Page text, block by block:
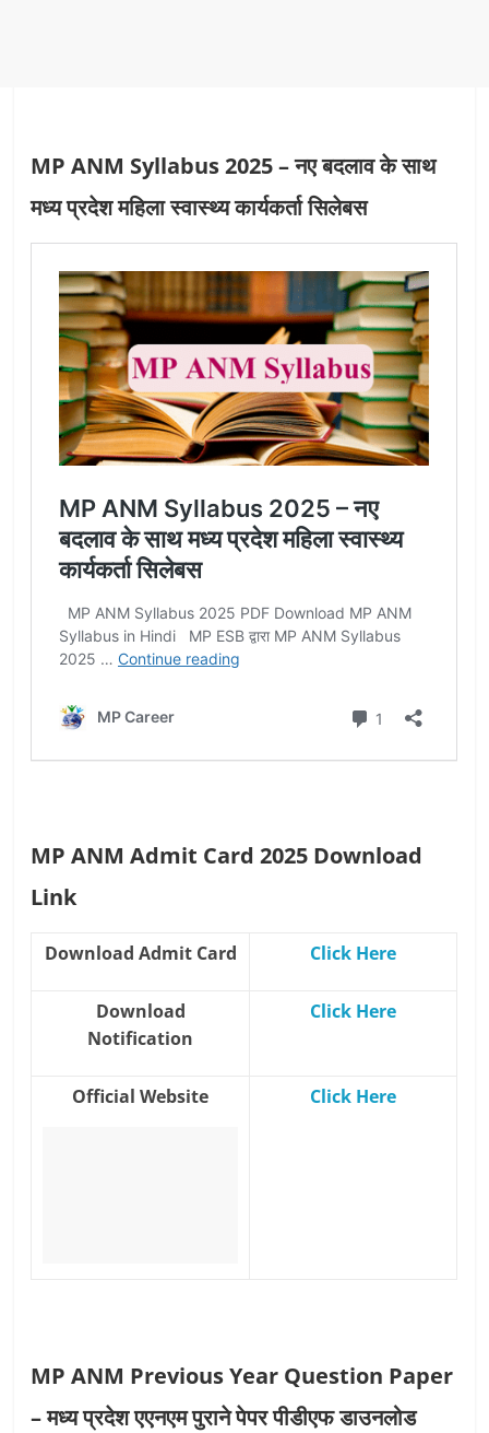
MP ANM Syllabus 2025 – नए बदलाव के साथ
मध्य प्रदेश महिला स्वास्थ्य कार्यकर्ता सिलेबस
MP ANM Admit Card 2025 Download
Link
Download Admit Card Click Here
Download
Notification
Click Here
Official Website Click Here
MP ANM Previous Year Question Paper
– मध्य प्रदेश एएनएम पुराने पेपर पीडीएफ डाउनलोड